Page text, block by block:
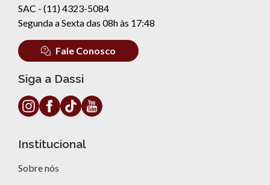
SAC - (11) 4323-5084
Segunda a Sexta das 08h às 17:48
Fale Conosco
Siga a Dassi
Institucional
Sobre nós